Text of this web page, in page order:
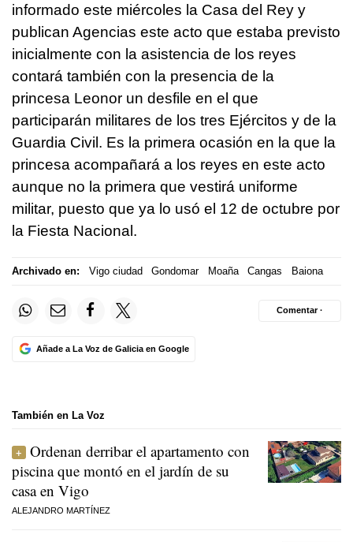
informado este miércoles la Casa del Rey y
publican Agencias este acto que estaba previsto
inicialmente con la asistencia de los reyes
contará también con la presencia de la
princesa Leonor un desfile en el que
participarán militares de los tres Ejércitos y de la
Guardia Civil. Es la primera ocasión en la que la
princesa acompañará a los reyes en este acto
aunque no la primera que vestirá uniforme
militar, puesto que ya lo usó el 12 de octubre por
la Fiesta Nacional.
Archivado en: Vigo ciudad Gondomar Moaña Cangas Baiona
Añade a La Voz de Galicia en Google
Comentar ·
También en La Voz
Ordenan derribar el apartamento con
piscina que montó en el jardín de su
casa en Vigo
ALEJANDRO MARTÍNEZ